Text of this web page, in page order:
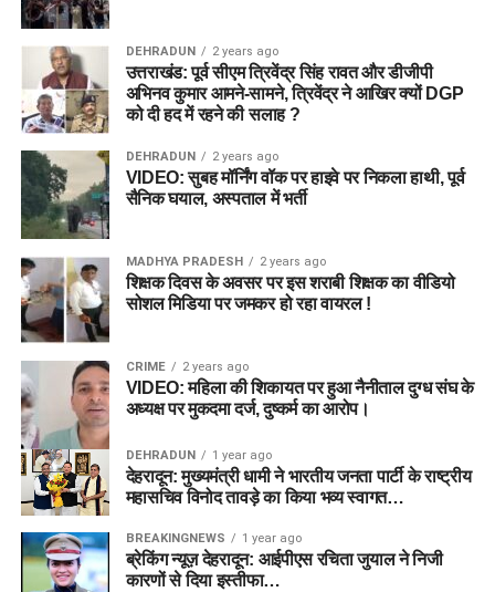
DEHRADUN 2 years ago
उत्तराखंड: पूर्व सीएम त्रिवेंद्र सिंह रावत और डीजीपी
अभिनव कुमार आमने-सामने, त्रिवेंद्र ने आखिर क्यों DGP
को दी हद में रहने की सलाह ?
DEHRADUN 2 years ago
VIDEO: सुबह मॉर्निंग वॉक पर हाइवे पर निकला हाथी, पूर्व
सैनिक घयाल, अस्पताल में भर्ती
MADHYA PRADESH 2 years ago
शिक्षक दिवस के अवसर पर इस शराबी शिक्षक का वीडियो
सोशल मिडिया पर जमकर हो रहा वायरल !
CRIME 2 years ago
VIDEO: महिला की शिकायत पर हुआ नैनीताल दुग्ध संघ के
अध्यक्ष पर मुकदमा दर्ज, दुष्कर्म का आरोप।
DEHRADUN 1 year ago
देहरादून: मुख्यमंत्री धामी ने भारतीय जनता पार्टी के राष्ट्रीय
महासचिव विनोद तावड़े का किया भव्य स्वागत…
BREAKINGNEWS 1 year ago
ब्रेकिंग न्यूज़ देहरादून: आईपीएस रचिता जुयाल ने निजी
कारणों से दिया इस्तीफा…